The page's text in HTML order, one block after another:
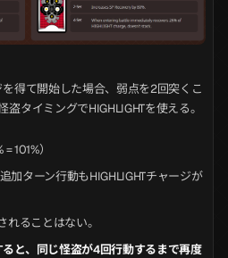
得て開始した場合、弱点を2回突くこ
盗タイミングでHIGHLIGHTを使える。
101%）
加ターン行動もHIGHLIGHTチャージが
れることはない。
と、同じ怪盗が4回行動するまで再度